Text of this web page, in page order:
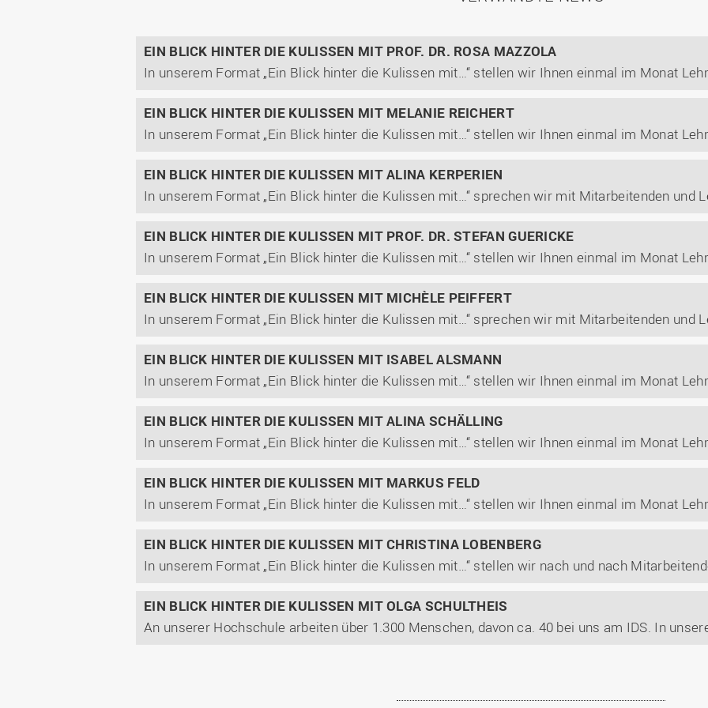
EIN BLICK HINTER DIE KULISSEN MIT PROF. DR. ROSA MAZZOLA
EIN BLICK HINTER DIE KULISSEN MIT MELANIE REICHERT
EIN BLICK HINTER DIE KULISSEN MIT ALINA KERPERIEN
EIN BLICK HINTER DIE KULISSEN MIT PROF. DR. STEFAN GUERICKE
EIN BLICK HINTER DIE KULISSEN MIT MICHÈLE PEIFFERT
EIN BLICK HINTER DIE KULISSEN MIT ISABEL ALSMANN
EIN BLICK HINTER DIE KULISSEN MIT ALINA SCHÄLLING
EIN BLICK HINTER DIE KULISSEN MIT MARKUS FELD
EIN BLICK HINTER DIE KULISSEN MIT CHRISTINA LOBENBERG
EIN BLICK HINTER DIE KULISSEN MIT OLGA SCHULTHEIS